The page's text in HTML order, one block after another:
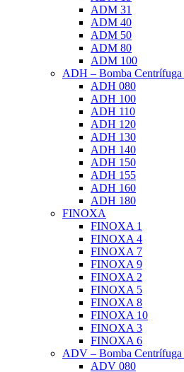
ADM 31
ADM 40
ADM 50
ADM 80
ADM 100
ADH – Bomba
ADH 080
ADH 100
ADH 110
ADH 120
ADH 130
ADH 140
ADH 150
ADH 155
ADH 160
ADH 180
FINOXA
FINOXA 1
FINOXA 4
FINOXA 7
FINOXA 9
FINOXA 2
FINOXA 5
FINOXA 8
FINOXA 10
FINOXA 3
FINOXA 6
ADV – Bomba Centrífuga
ADV 080